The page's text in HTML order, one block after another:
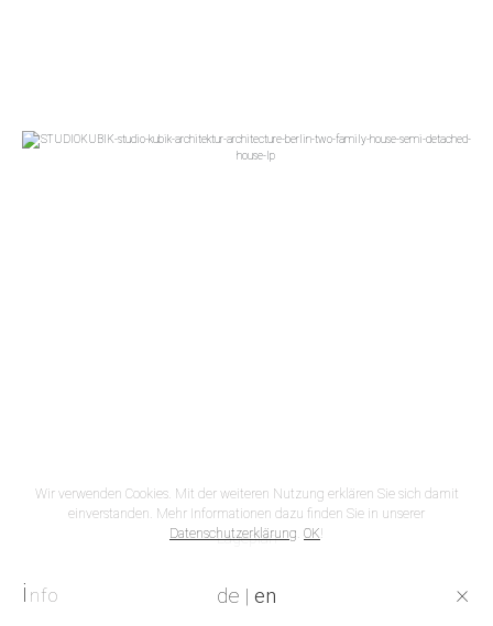
Lageplan
Wir verwenden Cookies. Mit der weiteren Nutzung erklären Sie sich damit
einverstanden. Mehr Informationen dazu finden Sie in unserer
Datenschutzerklärung. OK!
i de | en ×